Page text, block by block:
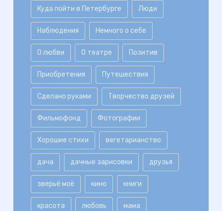
Куда пойти в Петербурге Люди
Наблюдения Немного о себе
О любви О театре Позитив
Приобретения Путешествия
Сделано руками Творчество друзей
Фильмофонд Фотографии
Хорошие стихи вегетарианство
дача дачные зарисовки друзья
зверьё моё кино книги
красота любовь мама